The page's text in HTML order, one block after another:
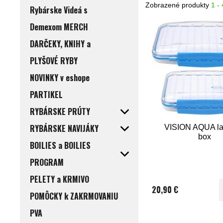
Rybárske Videá s
Demexom MERCH
DARČEKY, KNIHY a
PLYŠOVÉ RYBY
NOVINKY v eshope
PARTIKEL
RYBÁRSKE PRÚTY
RYBÁRSKE NAVIJÁKY
BOILIES a BOILIES
PROGRAM
PELETY a KRMIVO
POMÔCKY k ZAKRMOVANIU
PVA
Zobrazené produkty 1 -
VISION AQUA
box
20,90 €